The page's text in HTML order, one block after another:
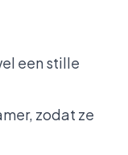
een stille
zodat ze